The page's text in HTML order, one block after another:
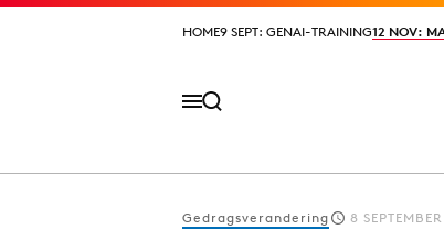
HOME9 SEPT: GENAI-TRAINING12 NOV:
HOME9 SEPT: GENAI-TRAINING12 NOV:
Gedragsverandering 8